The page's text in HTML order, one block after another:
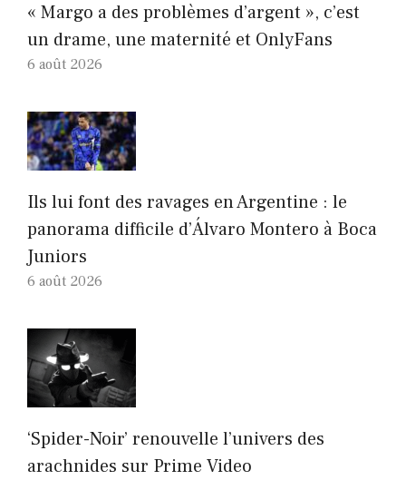
« Margo a des problèmes d’argent », c’est
un drame, une maternité et OnlyFans
6 août 2026
Ils lui font des ravages en Argentine : le
panorama difficile d’Álvaro Montero à Boca
Juniors
6 août 2026
‘Spider-Noir’ renouvelle l’univers des
arachnides sur Prime Video